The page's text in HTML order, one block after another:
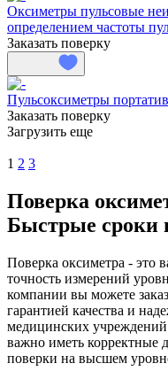
Оксиметры пульсовые
определением частоты
Заказать поверку
Пульсоксиметры
Заказать поверку
Загрузить еще
1 2 3
Поверка
Быстрые сроки
Поверка оксиметра - это
точность измерений
компании вы можете
гарантией качества и
медицинских
важно иметь корректные
поверки на высшем